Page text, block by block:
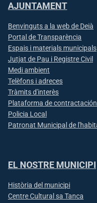
AJUNTAMENT
Benvinguts a la web de Deià
Portal de Transparència
Espais i materials municipals
Jutjat de Pau i Registre Civil
Medi ambient
Telèfons i adreces
Tràmits d'interès
Plataforma de
Policia Local
Patronat Municipal de
EL NOSTRE MUNICIPI
Història del municipi
Centre Cultural sa Tanca